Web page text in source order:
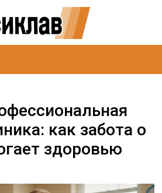
как забота о
здоровью